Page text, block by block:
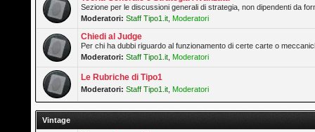
Sezione per le discussioni generali di strategia, non dipendenti da
Moderatori: Staff Tipo1.it Moderatori
Chiedi al Judge
Per chi ha dubbi riguardo al funzionamento di certe carte o
Moderatori: Staff Tipo1.it Moderatori
Le Rubriche di Tipo1
Moderatori: Staff Tipo1.it Moderatori
Vintage